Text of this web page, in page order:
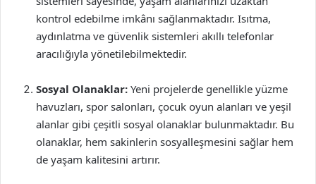
kontrol edebilme imkânı sağlanmaktadır. Isıtma,
aydınlatma ve güvenlik sistemleri akıllı telefonlar
aracılığıyla yönetilebilmektedir.
Sosyal Olanaklar: Yeni projelerde genellikle yüzme
havuzları, spor salonları, çocuk oyun alanları ve yeşil
alanlar gibi çeşitli sosyal olanaklar bulunmaktadır. Bu
olanaklar, hem sakinlerin sosyalleşmesini sağlar hem
de yaşam kalitesini artırır.